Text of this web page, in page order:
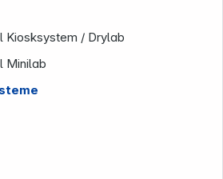
Kiosksystem / Drylab
Minilab